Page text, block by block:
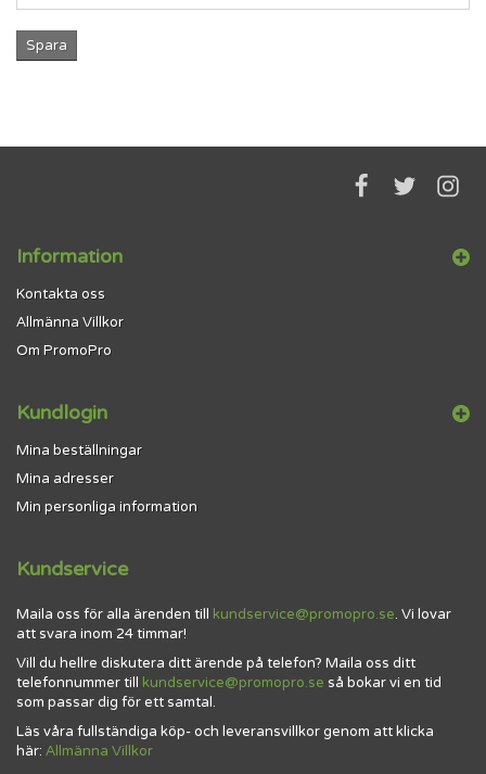
Spara
Information
Kontakta oss
Allmänna Villkor
Om PromoPro
Kundlogin
Mina beställningar
Mina adresser
Min personliga information
Kundservice
Maila oss för alla ärenden till kundservice@promopro.se. Vi lovar
att svara inom 24 timmar!
Vill du hellre diskutera ditt ärende på telefon? Maila oss ditt
telefonnummer till kundservice@promopro.se så bokar vi en tid
som passar dig för ett samtal.
Läs våra fullständiga köp- och leveransvillkor genom att klicka
här: Allmänna Villkor